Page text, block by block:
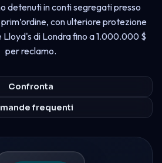
detenuti in conti segregati presso
con ulteriore protezione
di Londra fino a 1.000.000 $
per reclamo.
Confronta
frequenti